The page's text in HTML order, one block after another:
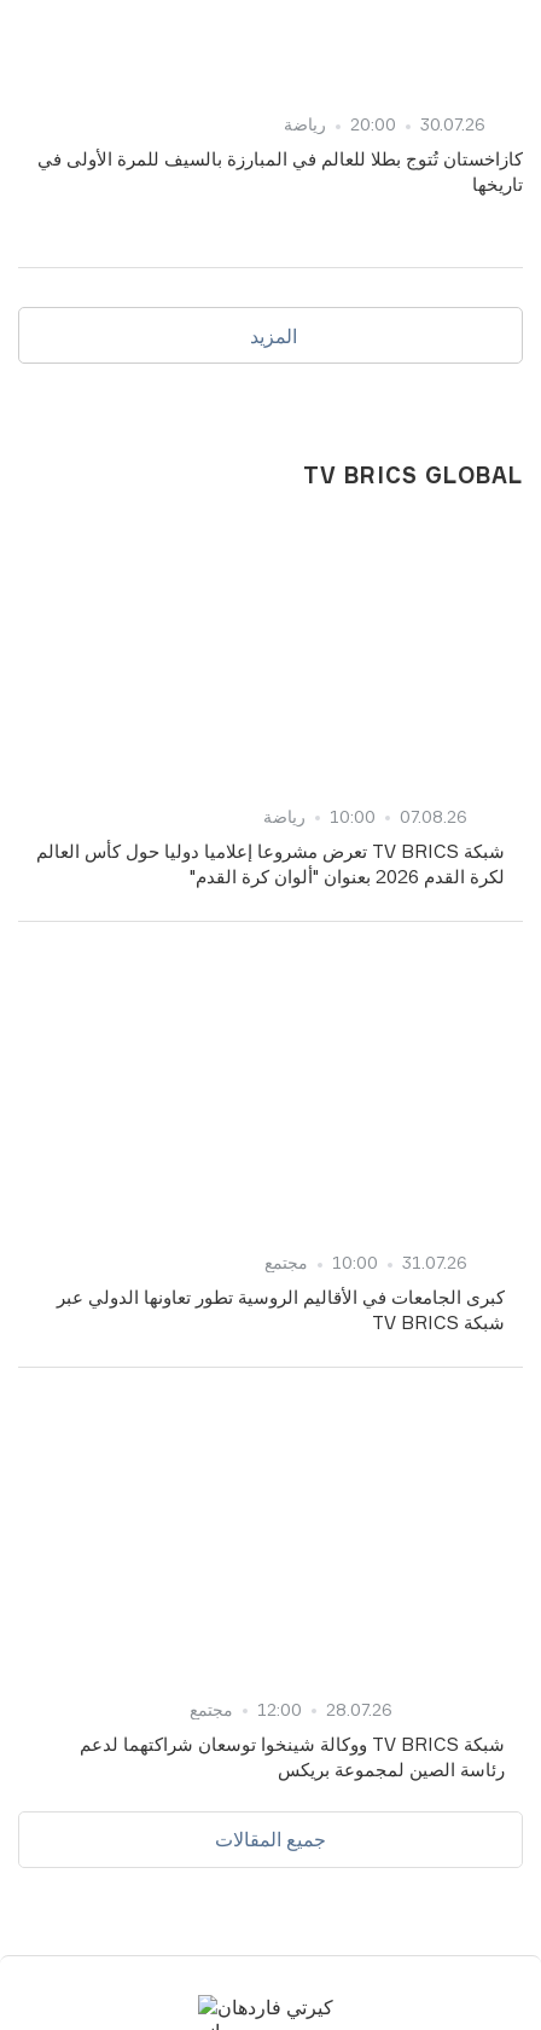
TV BRICS GLOBAL
07.08.26
10:00 رياضة
شبكة TV BRICS تعرض مشروعا إعلاميا دوليا حول كأس العالم
لكرة القدم 2026 بعنوان "ألوان كرة القدم"
31.07.26
10:00 مجتمع
كبرى الجامعات في الأقاليم الروسية تطور تعاونها الدولي عبر
شبكة TV BRICS
28.07.26
12:00 مجتمع
شبكة TV BRICS ووكالة شينخوا توسعان شراكتهما لدعم
رئاسة الصين لمجموعة بريكس
جميع المقالات
30.07.26
20:00 رياضة
كازاخستان تُتوج بطلا للعالم في المبارزة بالسيف للمرة الأولى في
تاريخها
المزيد